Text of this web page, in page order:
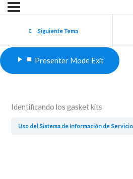
Siguiente Tema
Presenter Mode Exit
Identificando los gasket kits
Uso del Sistema de Información de Servicio